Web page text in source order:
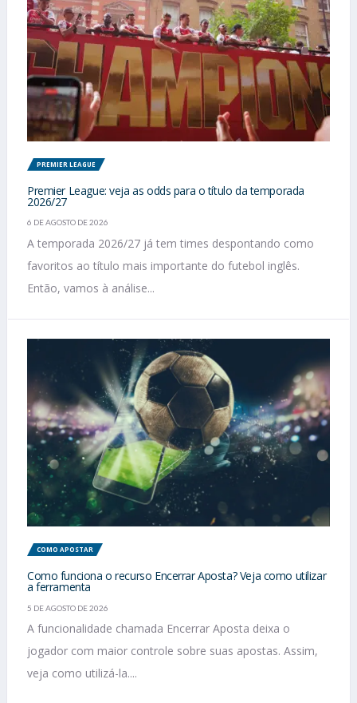
PREMIER LEAGUE
Premier League: veja as odds para o título da temporada
2026/27
6 DE AGOSTO DE 2026
A temporada 2026/27 já tem times despontando como
favoritos ao título mais importante do futebol inglês.
Então, vamos à análise...
COMO APOSTAR
Como funciona o recurso Encerrar Aposta? Veja como utilizar
a ferramenta
5 DE AGOSTO DE 2026
A funcionalidade chamada Encerrar Aposta deixa o
jogador com maior controle sobre suas apostas. Assim,
veja como utilizá-la....